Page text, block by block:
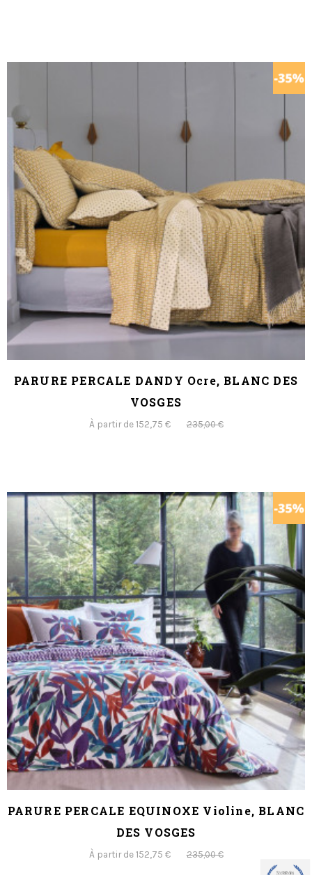
PARURE PERCALE DANDY Ocre, BLANC DES
VOSGES
À partir de 152,75 € 235,00 €
PARURE PERCALE EQUINOXE Violine, BLANC
DES VOSGES
À partir de 152,75 € 235,00 €